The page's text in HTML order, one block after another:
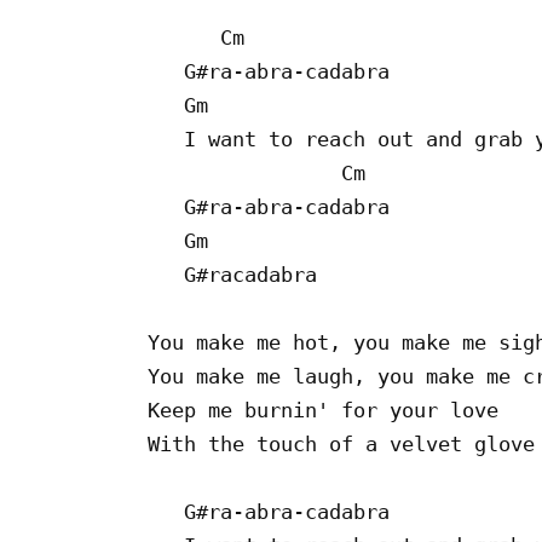
      Cm
   G#ra-abra-cadabra
   Gm
I want to reach out and grab
                Cm
   G#ra-abra-cadabra
   Gm
   G#racadabra
You make me hot, you make me
You make me laugh, you make me
Keep me burnin' for your love
With the touch of a velvet glove
   G#ra-abra-cadabra